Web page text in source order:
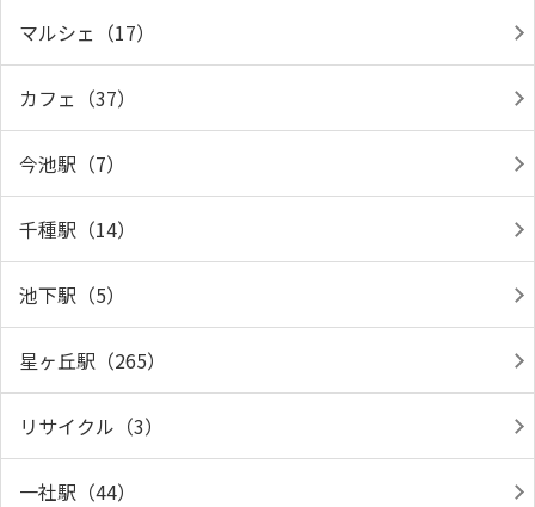
マルシェ（17）
カフェ（37）
今池駅（7）
千種駅（14）
池下駅（5）
星ヶ丘駅（265）
リサイクル（3）
一社駅（44）